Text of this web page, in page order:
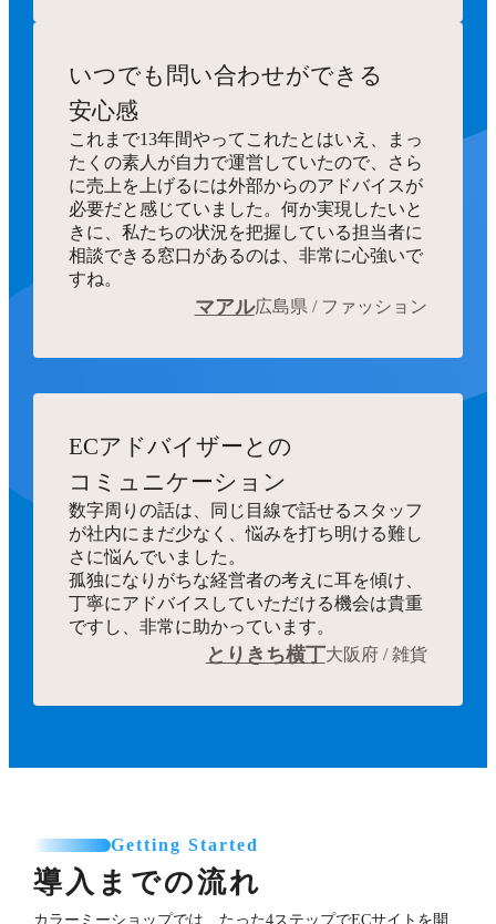
いつでも 問い合わせができる
安心感
これまで13年間やってこれたとはいえ、まっ
たくの素人が自力で運営していたので、さら
に売上を上げるには外部からのアドバイスが
必要だと感じていました。何か実現したいと
きに、私たちの状況を把握している担当者に
相談できる窓口があるのは、非常に心強いで
すね。
マアル広島県 / ファッション
ECアドバイザーとの
コミュニケーション
数字周りの話は、同じ目線で話せるスタッフ
が社内にまだ少なく、悩みを打ち明ける難し
さに悩んでいました。
孤独になりがちな経営者の考えに耳を傾け、
丁寧にアドバイスしていただける機会は貴重
ですし、非常に助かっています。
とりきち横丁大阪府 / 雑貨
Getting Started
導入までの流れ
カラーミーショップでは、たった4ステップでECサイトを開